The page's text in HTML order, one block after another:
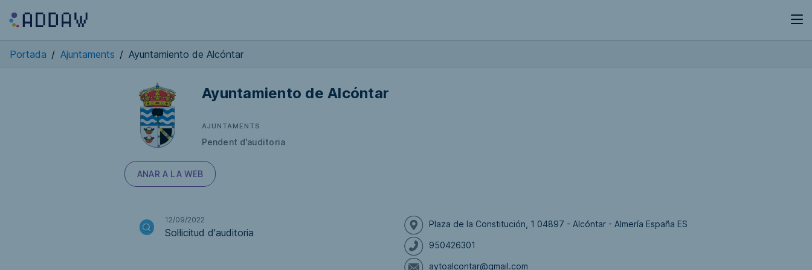
Portada / Ajuntaments / Ayuntamiento de Alcóntar
Ayuntamiento de Alcóntar
AJUNTAMENTS
Pendent d'auditoria
ANAR A LA WEB
12/09/2022
Sol·licitud d'auditoria
Plaza de la Constitución, 1 04897 - Alcóntar - Almería España ES
950426301
aytoalcontar@gmail.com